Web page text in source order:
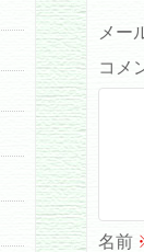
メー
コメ
名前